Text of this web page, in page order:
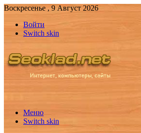
Воскресенье , 9 Август 2026
Войти
Switch skin
Меню
Switch skin